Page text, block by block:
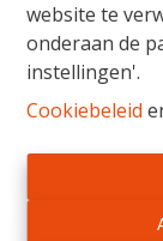
website te
onderaan de
instellingen'.
Cookiebeleid